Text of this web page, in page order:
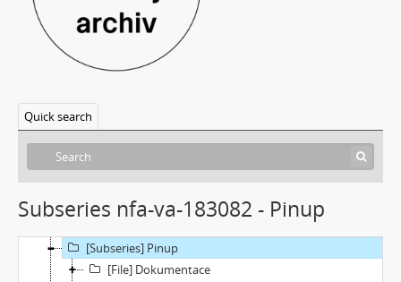
Quick search
Subseries nfa-va-183082 - Pinup
[Subseries] Painting
[Subseries] Malování do vzduchu
[Subseries] Slovo
[Subseries] Virtuální opona
[Subseries] Yes No Yes
[Subseries] Zrcadlo času
[Subseries] Píseň hlemýžďů jdoucích na pohřeb
[Subseries] Abstraktní animace ze 60. let
[Subseries] Barvy
[Subseries] Pinup
[File] Dokumentace